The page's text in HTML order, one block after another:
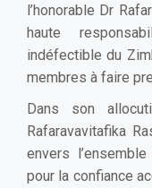
l’honorable Dr
haute
indéfectible du
membres à faire
Dans son
Rafaravavitafika
envers
pour la confiance